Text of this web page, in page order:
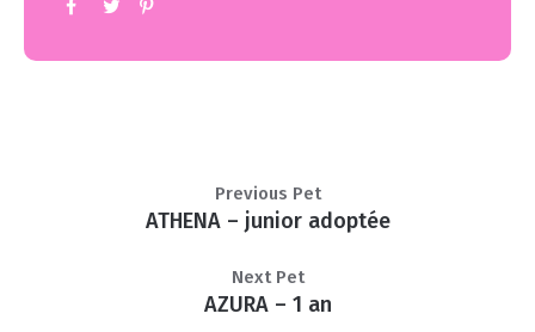
ATHENA – junior adoptée
Previous Pet
AZURA – 1 an
Next Pet